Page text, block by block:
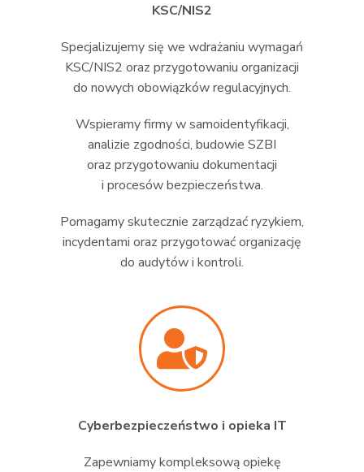
KSC/NIS2
Specjalizujemy się we wdrażaniu wymagań
KSC/NIS2 oraz przygotowaniu organizacji
do nowych obowiązków regulacyjnych.
Wspieramy firmy w samoidentyfikacji,
analizie zgodności, budowie SZBI
oraz przygotowaniu dokumentacji
i procesów bezpieczeństwa.
Pomagamy skutecznie zarządzać ryzykiem,
incydentami oraz przygotować organizację
do audytów i kontroli.
Cyberbezpieczeństwo i opieka IT
Zapewniamy kompleksową opiekę